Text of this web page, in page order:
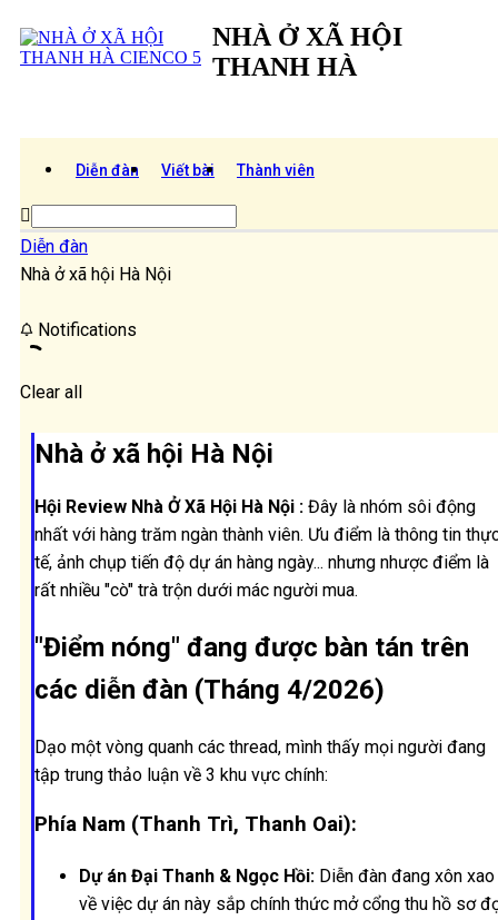
NHÀ Ở XÃ HỘI
THANH HÀ
Diễn đàn Viết bài Thành viên
Diễn đàn
Nhà ở xã hội Hà Nội
Notifications
Clear all
Nhà ở xã hội Hà Nội
Hội Review Nhà Ở Xã Hội Hà Nội : Đây là nhóm sôi động
nhất với hàng trăm ngàn thành viên. Ưu điểm là thông tin
tế, ảnh chụp tiến độ dự án hàng ngày... nhưng nhược điểm là
rất nhiều "cò" trà trộn dưới mác người mua.
"Điểm nóng" đang được bàn tán trên
các diễn đàn (Tháng 4/2026)
Dạo một vòng quanh các thread, mình thấy mọi người đang
tập trung thảo luận về 3 khu vực chính:
Phía Nam (Thanh Trì, Thanh Oai):
Dự án Đại Thanh & Ngọc Hồi: Diễn đàn đang xôn xao
về việc dự án này sắp chính thức mở cổng thu hồ sơ